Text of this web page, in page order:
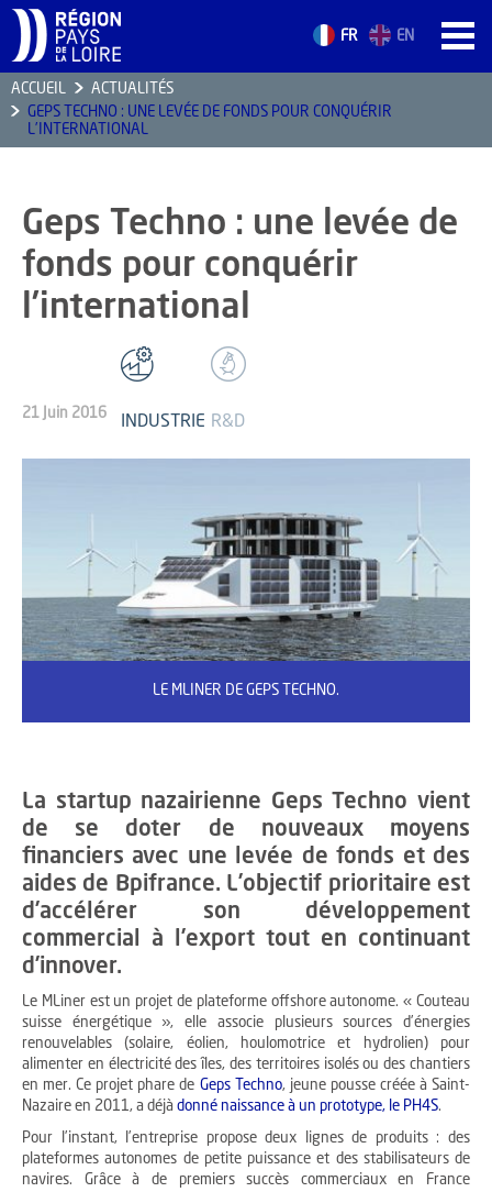
FR EN
EMPLOI
ACCUEIL
ACTUALITÉS
GEPS TECHNO : UNE LEVÉE DE FONDS POUR CONQUÉRIR
L’INTERNATIONAL
Geps Techno : une levée de
fonds pour conquérir
l’international
21 Juin 2016 INDUSTRIE R&D
LE MLINER DE GEPS TECHNO.
La startup nazairienne Geps Techno vient
de se doter de nouveaux moyens
financiers avec une levée de fonds et des
aides de Bpifrance. L’objectif prioritaire est
d’accélérer son développement
commercial à l’export tout en continuant
d’innover.
Le MLiner est un projet de plateforme offshore autonome. « Couteau
suisse énergétique », elle associe plusieurs sources d’énergies
renouvelables (solaire, éolien, houlomotrice et hydrolien) pour
alimenter en électricité des îles, des territoires isolés ou des chantiers
en mer. Ce projet phare de Geps Techno, jeune pousse créée à Saint-
Nazaire en 2011, a déjà donné naissance à un prototype, le PH4S.
Pour l’instant, l’entreprise propose deux lignes de produits : des
plateformes autonomes de petite puissance et des stabilisateurs de
navires. Grâce à de premiers succès commerciaux en France